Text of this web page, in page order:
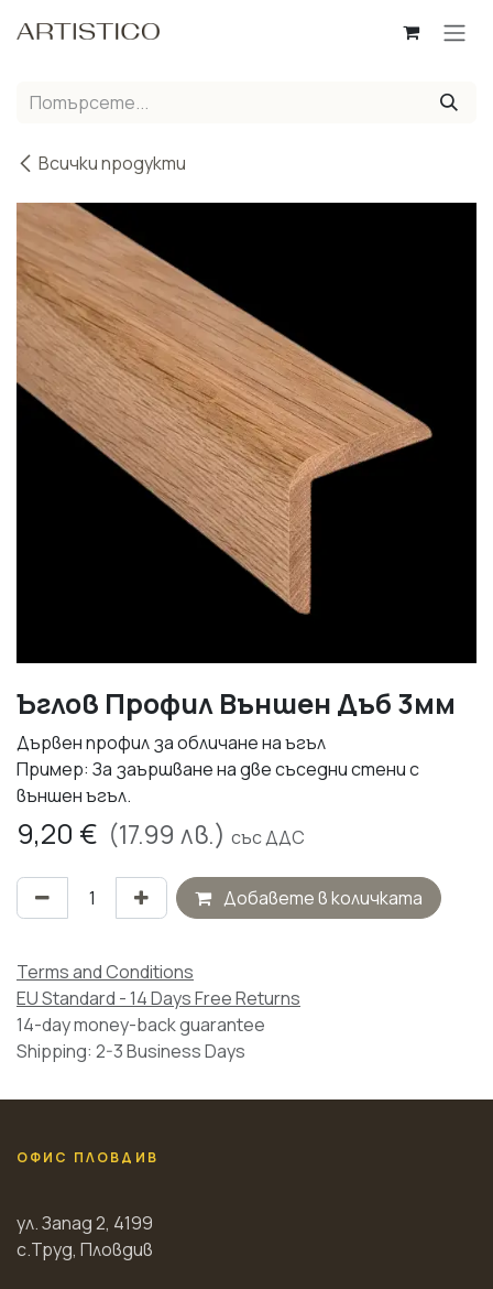
Всички продукти
Ъглов Профил Външен Дъб 3мм
Дървен профил за обличане на ъгъл
Пример: За заършване на две съседни стени с
външен ъгъл.
9,20 € (17.99 лв.) със ДДС
Добавете в количката
Terms and Conditions
EU Standard - 14 Days Free Returns
14-day money-back guarantee
Shipping: 2-3 Business Days
ОФИС ПЛОВДИВ
ул. Запад 2, 4199
с.Труд, Пловдив